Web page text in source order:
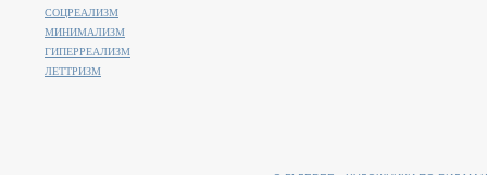
СОЦРЕАЛИЗМ
МИНИМАЛИЗМ
ГИПЕРРЕАЛИЗМ
ЛЕТТРИЗМ